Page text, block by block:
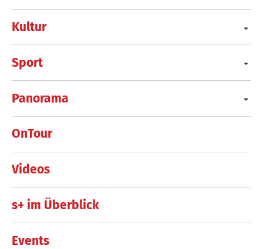
Kultur
Sport
Panorama
OnTour
Videos
s+ im Überblick
Events